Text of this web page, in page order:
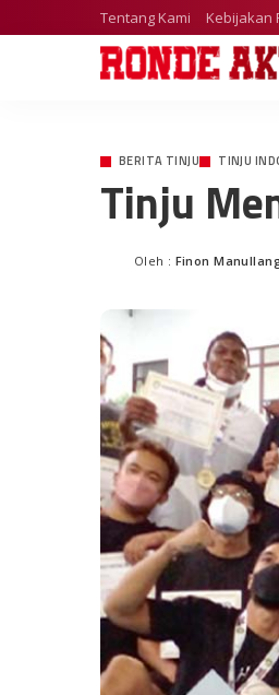
Tentang Kami Kebijakan
BERITA TINJU TINJU
Tinju
Oleh : Finon